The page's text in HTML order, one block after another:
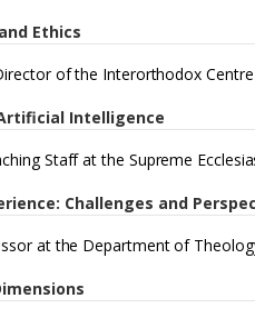
Ethics
of the Interorthodox Centre
Intelligence
Staff at the Supreme
Challenges and
at the Department of